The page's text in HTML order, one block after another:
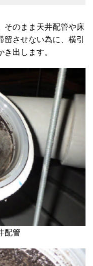
そのまま天井配管や床
させない為に、横引
出します。
配管